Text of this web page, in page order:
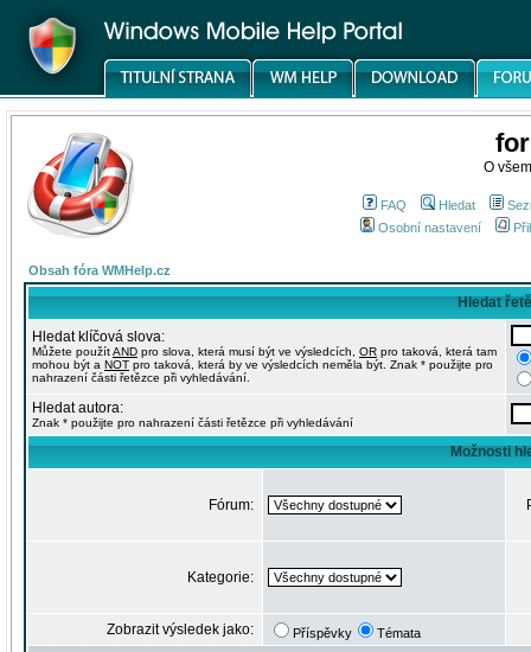
O
FAQ Hledat
Osobní nastavení
Obsah fóra WMHelp.cz
Hledat
Hledat klíčová slova:
Můžete použítAND pro slova, která musí být ve výsledcích, OR pro taková, která tam
mohou být a NOT pro taková, která by ve výsledcích neměla být. Znak * použijte pro
nahrazení části řetězce při vyhledávání.
Hledat autora:
Znak * použijte pro nahrazení části řetězce při vyhledávání
Možnosti
Fórum:
Kategorie:
Zobrazit výsledek jako: Příspěvky Témata